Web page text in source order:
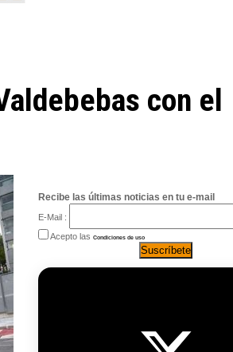
con el
Recibe las últimas noticias en tu e-mail
E-Mail :
Acepto las Condiciones de uso